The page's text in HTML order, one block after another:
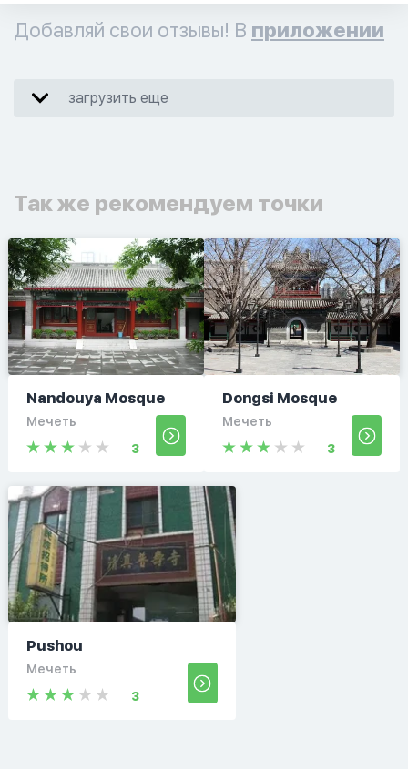
Добавляй свои отзывы! В приложении
загрузить еще
Так же рекомендуем точки
Nandouya Mosque
Мечеть
3
Dongsi Mosque
Мечеть
3
Pushou
Мечеть
3